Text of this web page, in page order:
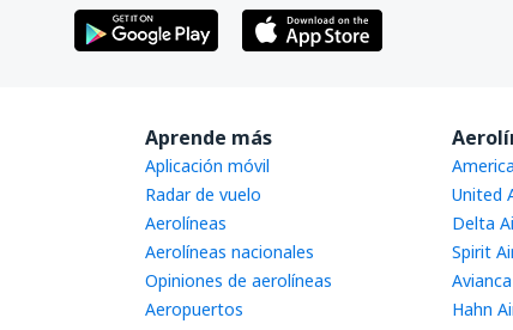
Aprende más
Aplicación móvil
Radar de vuelo
Aerolíneas
Aerolíneas nacionales
Opiniones de aerolíneas
Aeropuertos
United
Delta
Spirit
Avianca
Hahn